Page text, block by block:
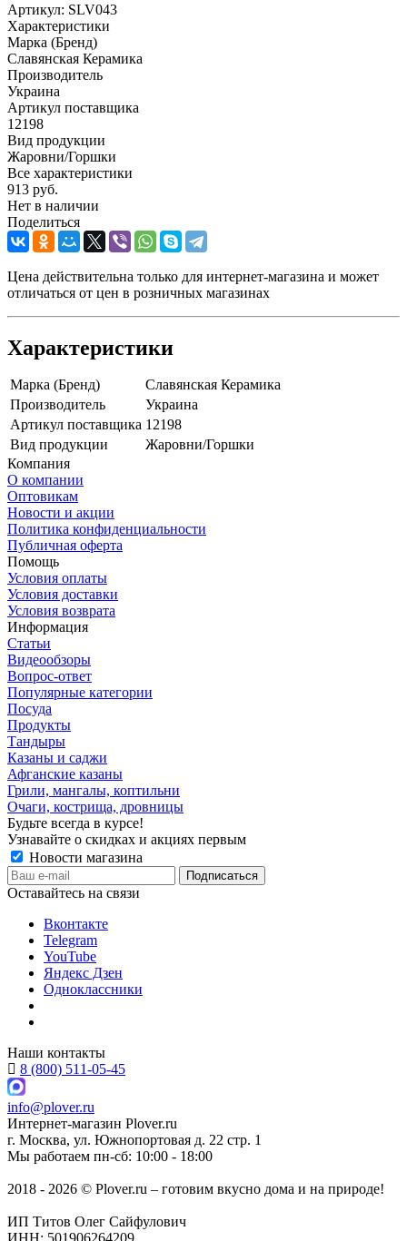
Артикул: SLV043
Характеристики
Марка (Бренд)
Славянская Керамика
Производитель
Украина
Артикул поставщика
12198
Вид продукции
Жаровни/Горшки
Все характеристики
913 руб.
Нет в наличии
Поделиться
Цена действительна только для интернет-магазина и может
отличаться от цен в розничных магазинах
Характеристики
Марка (Бренд)
Славянская Керамика
Производитель
Украина
Артикул поставщика 12198
Вид продукции
Жаровни/Горшки
Компания
О компании
Оптовикам
Новости и акции
Политика конфиденциальности
Публичная оферта
Помощь
Условия оплаты
Условия доставки
Условия возврата
Информация
Статьи
Видеообзоры
Вопрос-ответ
Популярные категории
Посуда
Продукты
Тандыры
Казаны и саджи
Афганские казаны
Грили, мангалы, коптильни
Очаги, кострища, дровницы
Будьте всегда в курсе!
Узнавайте о скидках и акциях первым
Новости магазина
Оставайтесь на связи
Вконтакте
Telegram
YouTube
Яндекс Дзен
Одноклассники
Наши контакты
8 (800) 511-05-45
info@plover.ru
Интернет-магазин Plover.ru
г. Москва, ул. Южнопортовая д. 22 стр. 1
Мы работаем пн-сб: 10:00 - 18:00
2018 - 2026 © Plover.ru – готовим вкусно дома и на природе!
ИП Титов Олег Сайфулович
ИНН: 501906264209